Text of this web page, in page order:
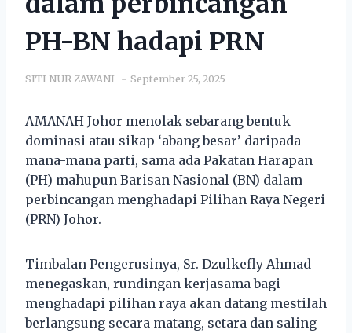
PH-BN hadapi PRN
SITI NUR ZAWANI September 25, 2025
AMANAH Johor menolak sebarang bentuk
dominasi atau sikap ‘abang besar’ daripada
mana-mana parti, sama ada Pakatan Harapan
(PH) mahupun Barisan Nasional (BN) dalam
perbincangan menghadapi Pilihan Raya Negeri
(PRN) Johor.
Timbalan Pengerusinya, Sr. Dzulkefly Ahmad
menegaskan, rundingan kerjasama bagi
menghadapi pilihan raya akan datang mestilah
berlangsung secara matang, setara dan saling